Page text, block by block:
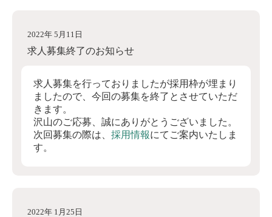
2022年 5月11日
求人募集終了のお知らせ
求人募集を行っておりましたが採用枠が埋まり
ましたので、今回の募集を終了とさせていただ
きます。
沢山のご応募、誠にありがとうございました。
次回募集の際は、 採用情報にてご案内いたしま
す。
2022年 1月25日